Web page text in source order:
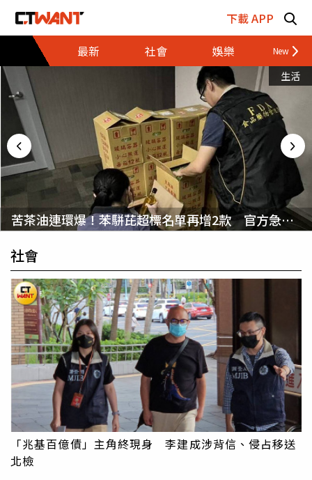
下載 APP
最新
社會 娛樂 財經
生活
苦茶油連環爆！苯駢芘超標名單再增2款 官方急令
全面下架
社會
「兆基百億債」主角終現身 李建成涉背信、侵占移送
北檢